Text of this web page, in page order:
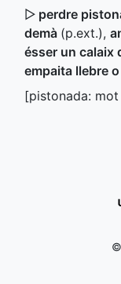
▷ perdre
demà (p.ext.),
ésser un calaix
empaita llebre
[pistonada:
©